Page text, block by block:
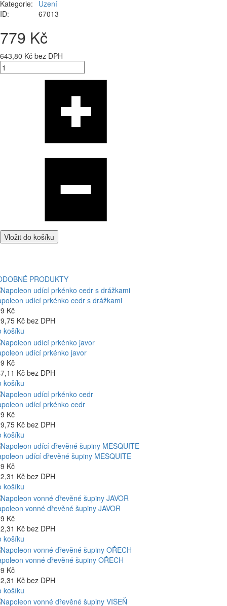
Kategorie:
Uzení
ID:
67013
779 Kč
643,80 Kč bez DPH
Vložit do košíku
PRODUKTY
udící prkénko cedr s drážkami
Kč
Kč bez DPH
košíku
udící prkénko javor
Kč
Kč bez DPH
košíku
udící prkénko cedr
Kč
Kč bez DPH
košíku
udící dřevěné šupiny MESQUITE
Kč
Kč bez DPH
košíku
vonné dřevěné šupiny JAVOR
Kč
Kč bez DPH
košíku
vonné dřevěné šupiny OŘECH
Kč
Kč bez DPH
košíku